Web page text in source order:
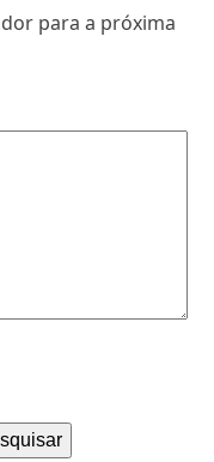
para a próxima